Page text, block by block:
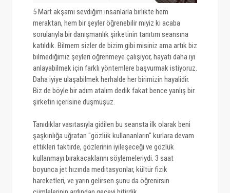
5 Mart akşamı sevdiğim insanlarla birlikte hem
meraktan, hem bir şeyler öğrenebilir miyiz ki acaba
sorularıyla bir danışmanlık şirketinin tanıtım seansına
katıldık. Bilmem sizler de bizim gibi misiniz ama artık biz
bilmediğimiz şeyleri öğrenmeye çalışıyor, hayatı daha iyi
anlayabilmek için farklı yöntemlere başvurmak istiyoruz.
Daha iyiye ulaşabilmek herhalde her birimizin hayalidir.
Biz de böyle bir adım atalım dedik fakat bence yanlış bir
şirketin içerisine düşmüşüz.
Tanıdıklar vasıtasıyla gidilen bu seansta ilk olarak beni
şaşkınlığa uğratan "gözlük kullananların" kurlara devam
ettikleri taktirde, gözlerinin iyileşeceği ve gözlük
kullanmayı bırakacaklarını söylemeleriydi. 3 saat
boyunca jet hızında meditasyonlar, kültür fizik
hareketleri, ve yarın gelirsen şunu da öğrenirsin